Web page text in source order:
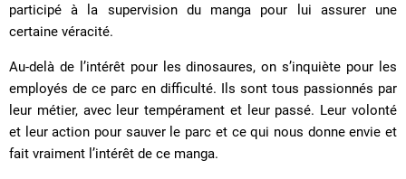
participé à la supervision du manga pour lui assurer une
certaine véracité.
Au-delà de l’intérêt pour les dinosaures, on s’inquiète pour les
employés de ce parc en difficulté. Ils sont tous passionnés par
leur métier, avec leur tempérament et leur passé. Leur volonté
et leur action pour sauver le parc et ce qui nous donne envie et
fait vraiment l’intérêt de ce manga.